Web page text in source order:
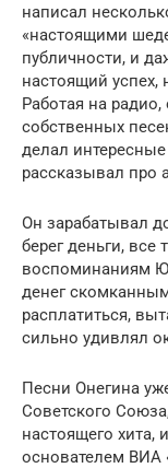
написал
«настоящими
публичности, и
настоящий успех,
Работая на
собственных
делал
рассказывал про
Он зарабатывал
берег деньги, все
воспоминаниям
денег
расплатиться,
сильно удивлял
Песни Онегина
Советского
настоящего хита,
основателем ВИА